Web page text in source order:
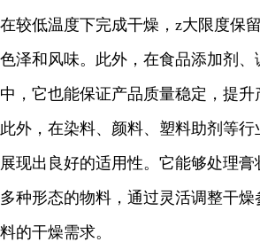
在较低温度下完成干燥， z大限度保
色泽和风味。此外，在食品添加剂、
中，它也能保证产品质量稳定，提升
此外，在染料、颜料、塑料助剂等
展现出良好的适用性。它能够处理
多种形态的物料，通过灵活调整干
料的干燥需求。